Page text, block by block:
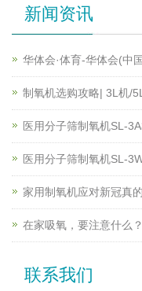
新闻资讯
华体会·体育-华体会(中
制氧机选购攻略| 3L机/
医用分子筛制氧机SL-
医用分子筛制氧机SL-
家用制氧机应对新冠真
在家吸氧，要注意什么？
联系我们